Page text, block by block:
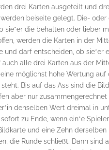
drei Karten ausgeteilt und
beiseite gelegt. Die-
sie*er die behalten oder lieber
werden die Karten in der
und darf entscheiden, ob sie*er
alle drei Karten aus der
möglichst hohe Wertung
Bis auf das Ass sind die
aber nur
denselben Wert dreimal in
zu Ende, wenn ein*e
und eine Zehn
die Runde schließt. Dann